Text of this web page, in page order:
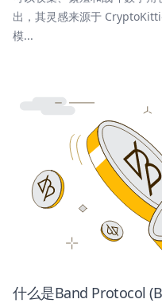
出，其灵感来源于
模...
什么是Band Protocol